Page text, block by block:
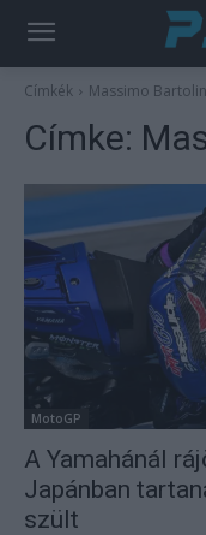
Címkék Massimo
Címke:
MotoGP
A Yamahánál
Japánban
szült